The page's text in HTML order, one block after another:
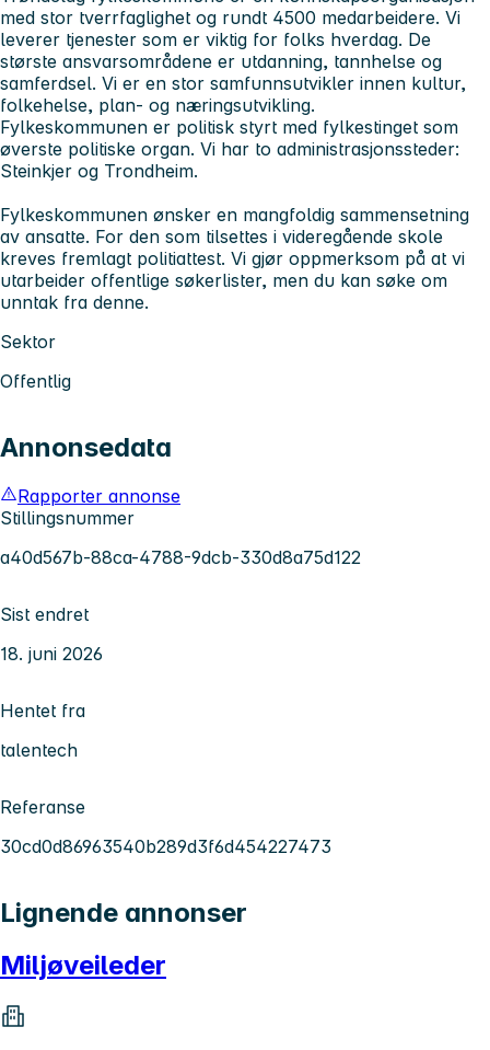
med stor tverrfaglighet og rundt 4500 medarbeidere. Vi
leverer tjenester som er viktig for folks hverdag. De
største ansvarsområdene er utdanning, tannhelse og
samferdsel. Vi er en stor samfunnsutvikler innen kultur,
folkehelse, plan- og næringsutvikling.
Fylkeskommunen er politisk styrt med fylkestinget som
øverste politiske organ. Vi har to administrasjonssteder:
Steinkjer og Trondheim.
Fylkeskommunen ønsker en mangfoldig sammensetning
av ansatte. For den som tilsettes i videregående skole
kreves fremlagt politiattest. Vi gjør oppmerksom på at vi
utarbeider offentlige søkerlister, men du kan søke om
unntak fra denne.
Sektor
Offentlig
Annonsedata
Rapporter annonse
Stillingsnummer
a40d567b-88ca-4788-9dcb-330d8a75d122
Sist endret
18. juni 2026
Hentet fra
talentech
Referanse
30cd0d86963540b289d3f6d454227473
Lignende annonser
Miljøveileder